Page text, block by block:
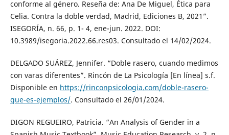
conforme al género. Reseña de: Ana De Miguel, Ética para
Celia. Contra la doble verdad, Madrid, Ediciones B, 2021”.
ISEGORÍA, n. 66, p. 1- 4, ene-jun. 2022. DOI:
10.3989/isegoria.2022.66.res03. Consultado el 14/02/2024.
DELGADO SUÁREZ, Jennifer. “Doble rasero, cuando medimos
con varas diferentes”. Rincón de La Psicología [En línea] s.f.
Disponible en https://rinconpsicologia.com/doble-rasero-
que-es-ejemplos/. Consultado el 26/01/2024.
DIGON REGUEIRO, Patricia. “An Analysis of Gender in a